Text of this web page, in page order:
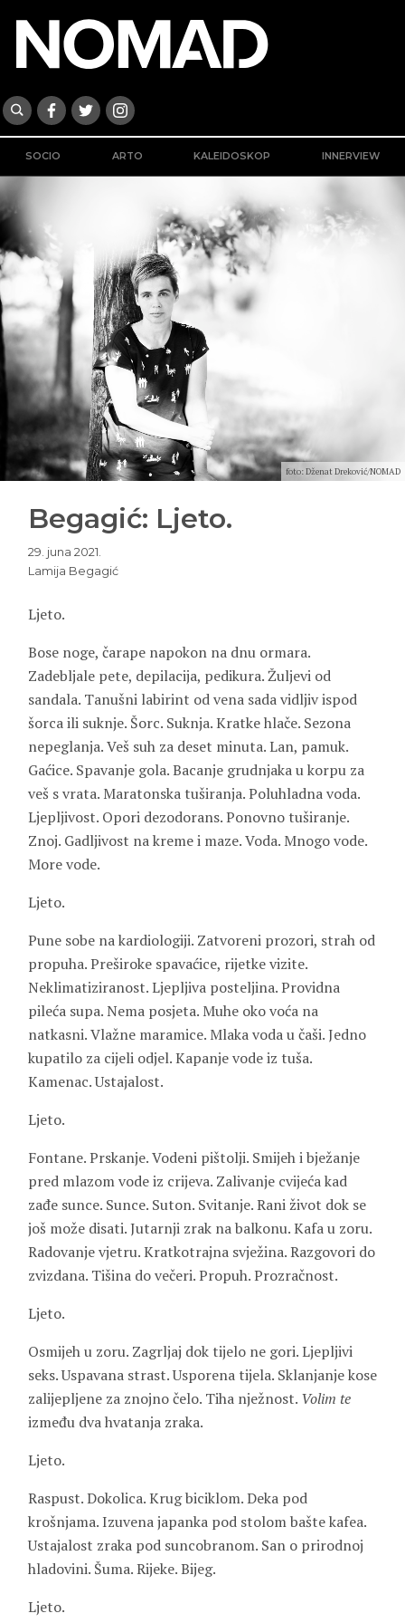
SOCIO ARTO KALEIDOSKOP INNERVIEW
foto: Dženat Dreković/NOMAD
Begagić: Ljeto.
29. juna 2021.
Lamija Begagić
Ljeto.
Bose noge, čarape napokon na dnu ormara.
Zadebljale pete, depilacija, pedikura. Žuljevi od
sandala. Tanušni labirint od vena sada vidljiv ispod
šorca ili suknje. Šorc. Suknja. Kratke hlače. Sezona
nepeglanja. Veš suh za deset minuta. Lan, pamuk.
Gaćice. Spavanje gola. Bacanje grudnjaka u korpu za
veš s vrata. Maratonska tuširanja. Poluhladna voda.
Ljepljivost. Opori dezodorans. Ponovno tuširanje.
Znoj. Gadljivost na kreme i maze. Voda. Mnogo vode.
More vode.
Ljeto.
Pune sobe na kardiologiji. Zatvoreni prozori, strah od
propuha. Preširoke spavaćice, rijetke vizite.
Neklimatiziranost. Ljepljiva posteljina. Providna
pileća supa. Nema posjeta. Muhe oko voća na
natkasni. Vlažne maramice. Mlaka voda u čaši. Jedno
kupatilo za cijeli odjel. Kapanje vode iz tuša.
Kamenac. Ustajalost.
Ljeto.
Fontane. Prskanje. Vodeni pištolji. Smijeh i bježanje
pred mlazom vode iz crijeva. Zalivanje cvijeća kad
zađe sunce. Sunce. Suton. Svitanje. Rani život dok se
još može disati. Jutarnji zrak na balkonu. Kafa u zoru.
Radovanje vjetru. Kratkotrajna svježina. Razgovori do
zvizdana. Tišina do večeri. Propuh. Prozračnost.
Ljeto.
Osmijeh u zoru. Zagrljaj dok tijelo ne gori. Ljepljivi
seks. Uspavana strast. Usporena tijela. Sklanjanje kose
zalijepljene za znojno čelo. Tiha nježnost. Volim te
između dva hvatanja zraka.
Ljeto.
Raspust. Dokolica. Krug biciklom. Deka pod
krošnjama. Izuvena japanka pod stolom bašte kafea.
Ustajalost zraka pod suncobranom. San o prirodnoj
hladovini. Šuma. Rijeke. Bijeg.
Ljeto.